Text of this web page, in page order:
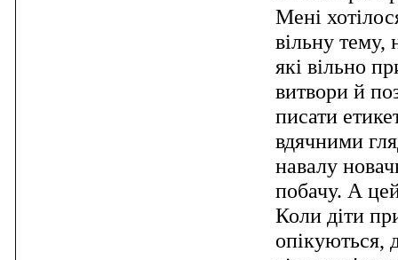
Мені
вільну тему,
які вільно
витвори й
писати
вдячними
навалу
побачу. А
Коли діти
опікуються,